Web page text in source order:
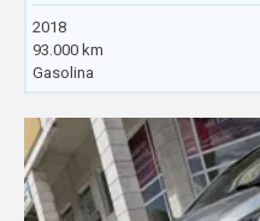
2018
93.000 km
Gasolina